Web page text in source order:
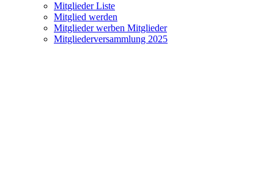
Mitglieder Liste
Mitglied werden
Mitglieder werben Mitglieder
Mitgliederversammlung 2025